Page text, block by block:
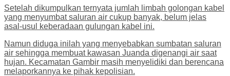
Setelah dikumpulkan ternyata jumlah limbah golongan kabel
yang menyumbat saluran air cukup banyak, belum jelas
asal-usul keberadaan gulungan kabel ini.
Namun diduga inilah yang menyebabkan sumbatan saluran
air sehingga membuat kawasan Juanda digenangi air saat
hujan. Kecamatan Gambir masih menyelidiki dan berencana
melaporkannya ke pihak kepolisian.